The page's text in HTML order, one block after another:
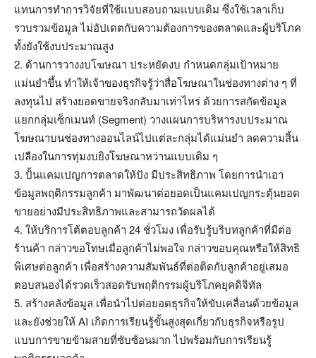
แทนการทำการวิจัยที่ใช้แบบสอบถามแบบเดิม ซึ่งใช้เวลาเก็บ
รวบรวมข้อมูล ไม่อัปเดตกับความต้องการของตลาดและผู้บริโภค
ทั้งยังใช้งบประมาณสูง
2. ด้านการวางงบโฆษณา ประหยัดงบ กำหนดกลุ่มเป้าหมาย
แม่นยำขึ้น ทำให้เจ้าของธุรกิจรู้ว่าสื่อโฆษณาในช่องทางต่าง ๆ ที่
ลงทุนไป สร้างยอดขายจริงกลับมาเท่าไหร่ ด้วยการสกัดข้อมูล
แยกกลุ่มเซ็กเมนท์ (Segment) วางแผนการบริหารงบประมาณ
โฆษณาบนช่องทางออนไลน์ไปแต่ละกลุ่มได้แม่นยำ ลดความสิ้น
เปลืองในการทุ่มงบยิงโฆษณาหว่านแบบเดิม ๆ
3. ปั้นแคมเปญการตลาดให้ปัง มีประสิทธิภาพ โดยการนำเอา
ข้อมูลพฤติกรรมลูกค้า มาพัฒนาต่อยอดเป็นแคมเปญกระตุ้นยอด
ขายอย่างมีประสิทธิภาพและสามารถวัดผลได้
4. ให้บริการโต้ตอบลูกค้า 24 ชั่วโมง เพื่อรับรู้บริบทลูกค้าที่มีต่อ
ร้านค้า กล่าวขอโทษเมื่อลูกค้าไม่พอใจ กล่าวขอบคุณหรือให้สิทธิ
พิเศษต่อลูกค้า เพื่อสร้างความสัมพันธ์ที่ต่อติดกับลูกค้าอยู่เสมอ
ตอบสนองได้รวดเร็วสอดรับพฤติกรรมผู้บริโภคยุคดิจิทัล
5. สร้างคลังข้อมูล เพื่อนำไปต่อยอดธุรกิจให้ขับเคลื่อนด้วยข้อมูล
และยังช่วยให้ AI เกิดการเรียนรู้ขั้นสูงสุดเกี่ยวกับธุรกิจหรือรูป
แบบการขายข้ามสายที่ซับซ้อนมาก ไปพร้อมกับการเรียนรู้